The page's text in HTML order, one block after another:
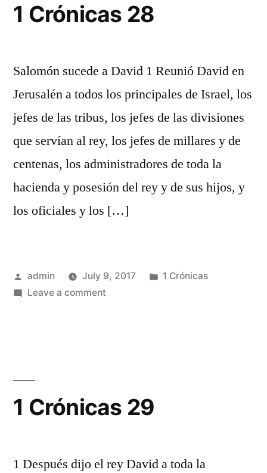
1 Crónicas 28
Salomón sucede a David 1 Reunió David en
Jerusalén a todos los principales de Israel, los
jefes de las tribus, los jefes de las divisiones
que servían al rey, los jefes de millares y de
centenas, los administradores de toda la
hacienda y posesión del rey y de sus hijos, y
los oficiales y los […]
Posted
by
admin July 9, 2017
Posted
1 Crónicas
Leave a commenton
1 Crónicas 29
1 Después dijo el rey David a toda la